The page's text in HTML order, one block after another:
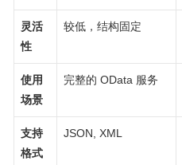
灵活
性
较低，结构固定
使用
场景
完整的 OData 服务
支持
格式
JSON, XML